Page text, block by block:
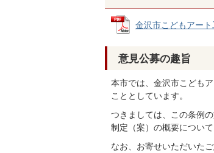
金沢市こどもアー
意見公募の趣旨
本市では、金沢市こども
こととしています。
つきましては、この条例
制定（案）の概要につい
なお、お寄せいただいた